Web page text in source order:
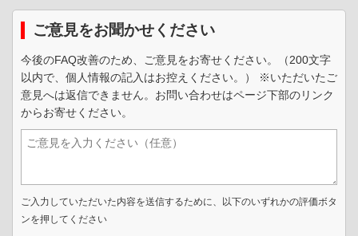
ご意見をお聞かせください
今後のFAQ改善のため、ご意見をお寄せください。（200文字
以内で、個人情報の記入はお控えください。） ※いただいたご
意見へは返信できません。お問い合わせはページ下部のリンク
からお寄せください。
ご入力していただいた内容を送信するために、以下のいずれかの評価ボタ
ンを押してください